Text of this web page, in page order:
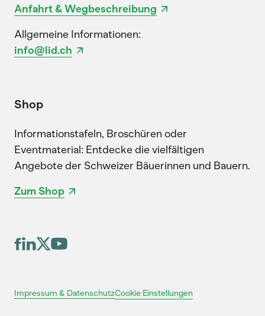
Anfahrt & Wegbeschreibung
Allgemeine Informationen:
info@lid.ch
Shop
Informationstafeln, Broschüren oder
Eventmaterial: Entdecke die vielfältigen
Angebote der Schweizer Bäuerinnen und Bauern.
Zum Shop
Impressum & DatenschutzCookie Einstellungen